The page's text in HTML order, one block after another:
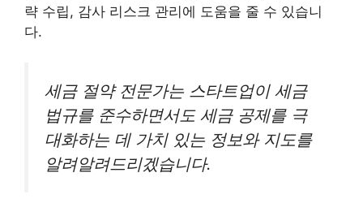
략 수립, 감사 리스크 관리에 도움을 줄 수 있습니
다.
세금 절약 전문가는 스타트업이 세금
법규를 준수하면서도 세금 공제를 극
대화하는 데 가치 있는 정보와 지도를
알려알려드리겠습니다.